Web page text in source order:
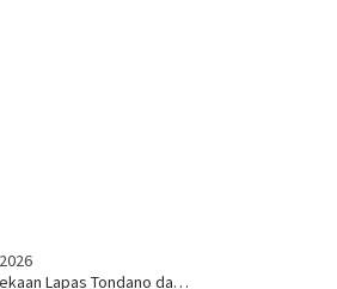
Lapas Tondano da…